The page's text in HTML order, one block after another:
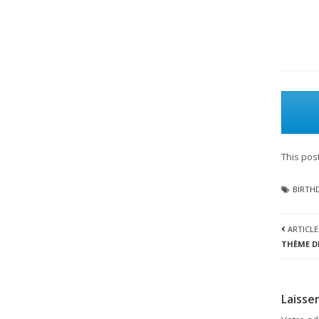
This
THÈME